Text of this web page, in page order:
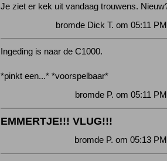
Je ziet er kek uit vandaag trouwens.
bromde Dick T. om 05:11
Ingeding is naar de C1000.
*pinkt een...* *voorspelbaar*
bromde P. om 05:11
EMMERTJE!!! VLUG!!!
bromde P. om 05:13